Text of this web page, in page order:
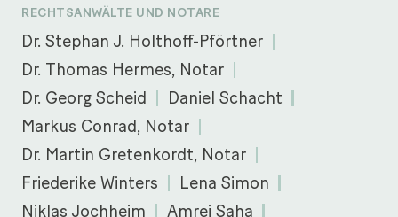
RECHTSANWÄLTE UND NOTARE
Dr. Stephan J. Holthoff-Pförtner
Dr. Thomas Hermes, Notar
Dr. Georg Scheid
Daniel Schacht
Markus Conrad, Notar
Dr. Martin Gretenkordt, Notar
Friederike Winters
Lena Simon
Niklas Jochheim
Amrei Saha